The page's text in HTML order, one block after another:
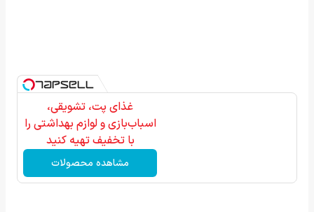
غذای پت، تشویقی،
اسباب‌بازی و لوازم بهداشتی را
با تخفیف تهیه کنید
مشاهده محصولات